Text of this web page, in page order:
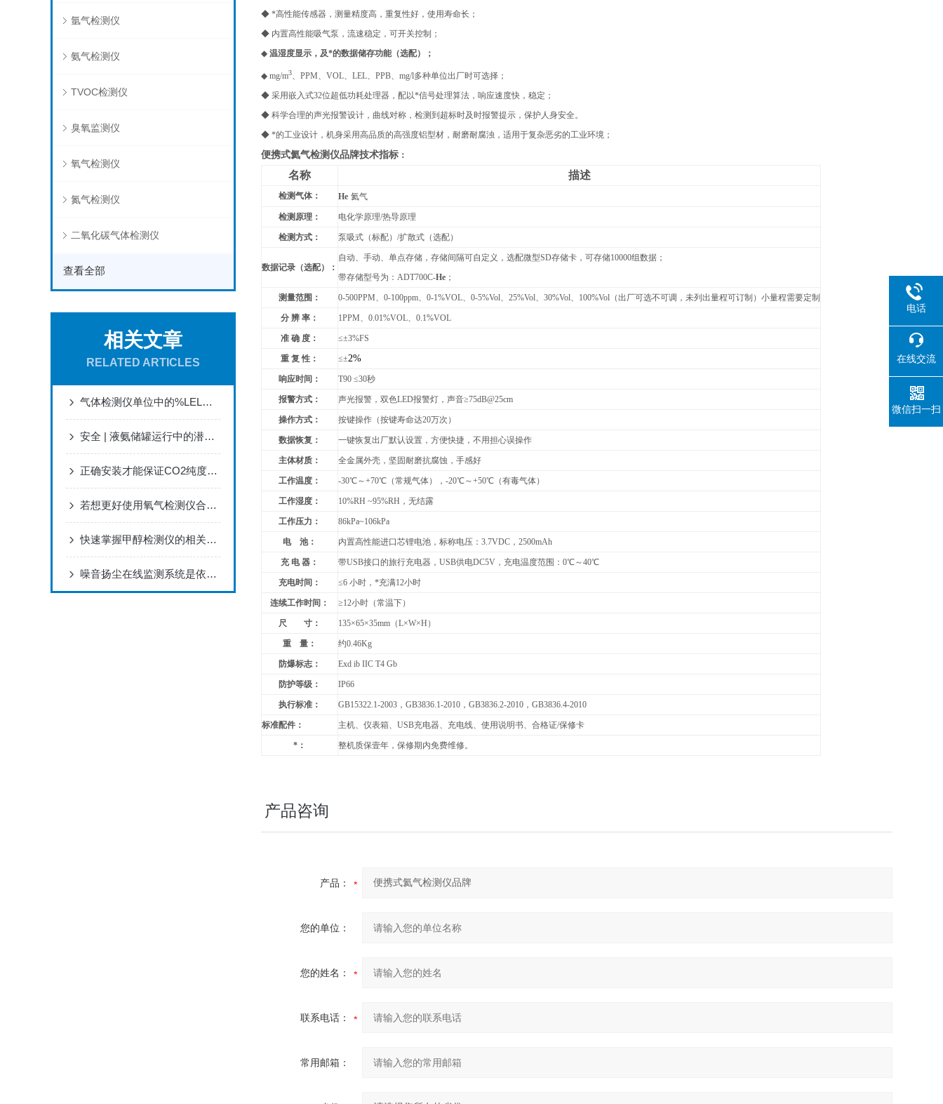
氩气检测仪
氨气检测仪
TVOC检测仪
臭氧监测仪
氧气检测仪
氮气检测仪
二氧化碳气体检测仪
查看全部
相关文章
RELATED ARTICLES
气体检测仪单位中的%LEL与ppm的区别
安全 | 液氨储罐运行中的潜在危险 知道怎么预防吗？
正确安装才能保证CO2纯度检测仪的正常运行
若想更好使用氧气检测仪合理的维护方法很重要
快速掌握甲醇检测仪的相关知识
噪音扬尘在线监测系统是依据什么原理工作的？
◆ *高性能传感器，测量精度高，重复性好，使用寿命长；
◆ 内置高性能吸气泵，流速稳定，可开关控制；
◆ 温湿度显示，及*的数据储存功能（选配）；
◆ mg/m3、PPM、VOL、LEL、PPB、mg/l多种单位出厂时可选择；
◆ 采用嵌入式32位超低功耗处理器，配以*信号处理算法，响应速度快，稳定；
◆ 科学合理的声光报警设计，曲线对称，检测到超标时及时报警提示，保护人身安全。
◆ *的工业设计，机身采用高品质的高强度铝型材，耐磨耐腐浊，适用于复杂恶劣的工业环境；
便携式氦气检测仪品牌技术指标 ：
名称 描述
检测气体： He 氦气
检测原理： 电化学原理/热导原理
检测方式： 泵吸式（标配）/扩散式（选配）
数据记录（选配）：
自动、手动、单点存储，存储间隔可自定义，选配微型SD存储卡，可存储10000组数据；
带存储型号为：ADT700C-He ；
测量范围： 0-500PPM、0-100ppm、0-1%VOL、0-5%Vol、25%Vol、30%Vol、100%Vol （出厂可选不可调，未列出量程可订制） 小量程需要定制
分 辨 率： 1PPM、 0.01%VOL、0.1%VOL
准 确 度： ≤±3%FS
重 复 性： ≤±2%
响应时间： T90 ≤30秒
报警方式： 声光报警，双色LED报警灯，声音≥75dB@25cm
操作方式： 按键操作（按键寿命达20万次）
数据恢复： 一键恢复出厂默认设置，方便快捷，不用担心误操作
主体材质： 全金属外壳 ，坚固耐磨抗腐蚀，手感好
工作温度： -30℃～+70℃（常规气体），-20℃～+50℃（有毒气体）
工作湿度： 10%RH ~95%RH ，无结露
工作压力： 86kPa~106kPa
电 池： 内置高性能进口芯锂电池，标称电压：3.7VDC，2500mAh
充 电 器： 带USB接口的旅行充电器，USB供电DC5V，充电温度范围： 0℃～40℃
充电时间： ≤6 小时，*充满12小时
连续工作时间： ≥12小时（常温下）
尺 寸： 135×65×35mm（L×W×H）
重 量： 约0.46Kg
防爆标志： Exd ib IIC T4 Gb
防护等级： IP66
执行标准： GB15322.1-2003 ，GB3836.1-2010，GB3836.2-2010，GB3836.4-2010
标准配件： 主机、仪表箱、USB充电器、充电线、使用说明书、合格证/保修卡
*： 整机质保壹年，保修期内免费维修。
产品咨询
产品：
您的单位：
您的姓名：
联系电话：
常用邮箱：
电话
在线交流
微信扫一扫